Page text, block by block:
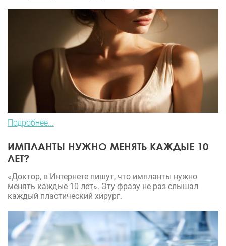
Подробнее...
ИМПЛАНТЫ НУЖНО МЕНЯТЬ КАЖДЫЕ 10
ЛЕТ?
«Доктор, в Интернете пишут, что импланты нужно
менять каждые 10 лет». Эту фразу не раз слышал
каждый пластический хирург.